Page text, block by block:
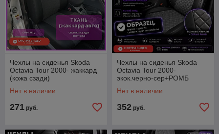
Чехлы на сиденья Skoda
Octavia Tour 2000- жаккард
(кожа сзади)
Нет в наличии
271 руб.
Чехлы на сиденья Skoda
Octavia Tour 2000-
экок.черно-сер+РОМБ
Нет в наличии
352 руб.